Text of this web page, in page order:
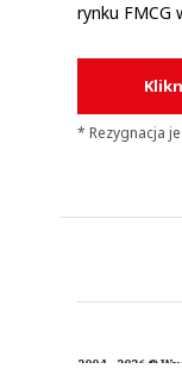
rynku FMCG
* Rezygnacja
2004 - 2026 ©